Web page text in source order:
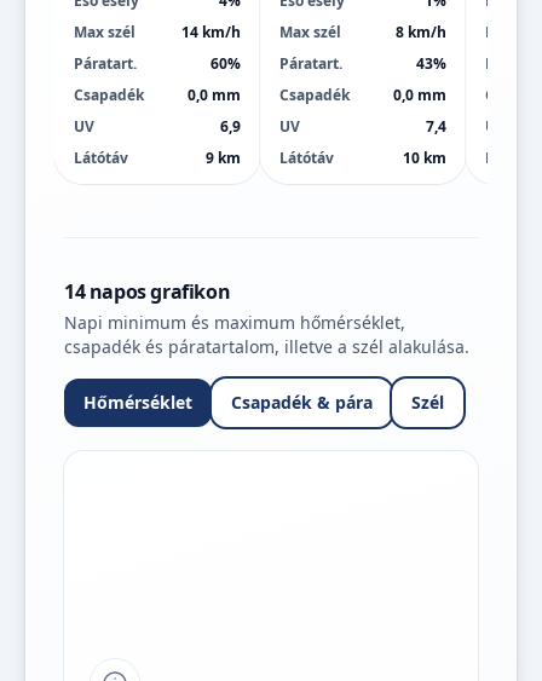
Max szél
14 km/h
Páratart.
60%
Csapadék
0,0 mm
UV
6,9
Látótáv
9 km
Max szél
8 km/h
Páratart.
43%
Csapadék
0,0 mm
UV
7,4
Látótáv
10 km
Max
UV
Látótáv
14 napos grafikon
Napi minimum és maximum hőmérséklet,
csapadék és páratartalom, illetve a szél alakulása.
Hőmérséklet Csapadék & pára Szél